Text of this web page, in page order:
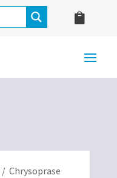
/ Chrysoprase